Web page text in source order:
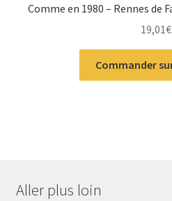
Comme en 1980 – Rennes de
19,01€
Commander
Aller plus loin